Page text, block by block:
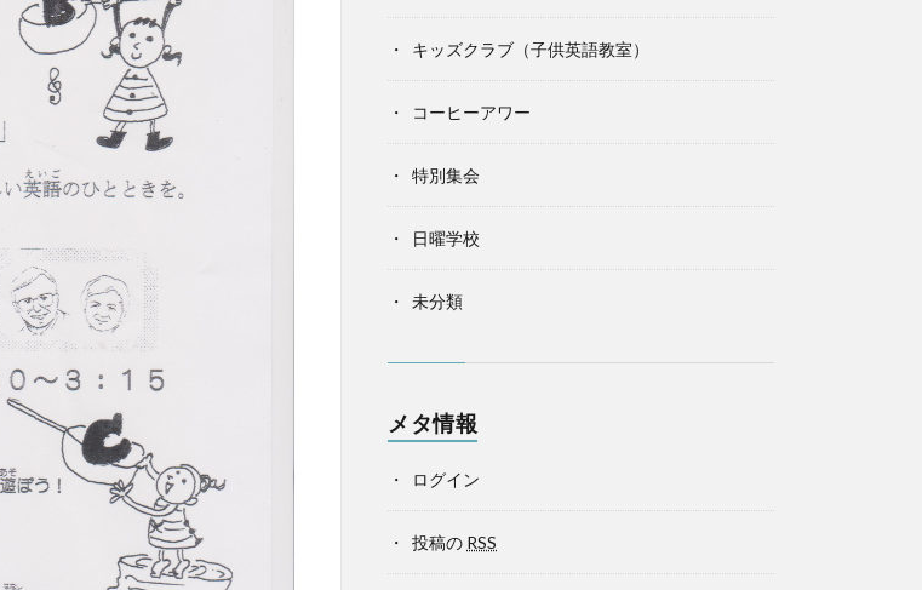
キッズクラブ（子供英語教室）
コーヒーアワー
特別集会
日曜学校
未分類
メタ情報
ログイン
投稿の RSS